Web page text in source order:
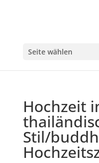
Seite wählen
Hochzeit
Stil/